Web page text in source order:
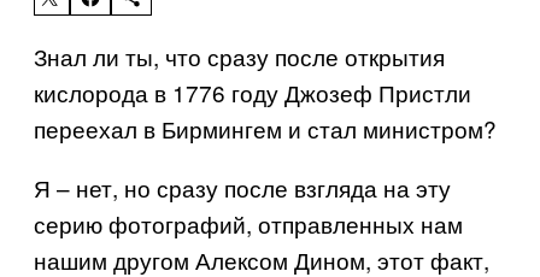
Знал ли ты, что сразу после открытия
кислорода в 1776 году Джозеф Пристли
переехал в Бирмингем и стал министром?
Я – нет, но сразу после взгляда на эту
серию фотографий, отправленных нам
нашим другом Алексом Дином, этот факт,